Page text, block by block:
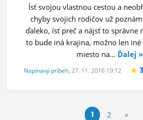
Ísť svojou vlastnou cestou a
chyby svojich rodičov už
ďaleko, ísť preč a nájsť to
to bude iná krajina, možno len
miesto na... Ďalej »
Napínavý príbeh, 27. 11. 2016 19:12 3
1 2 »